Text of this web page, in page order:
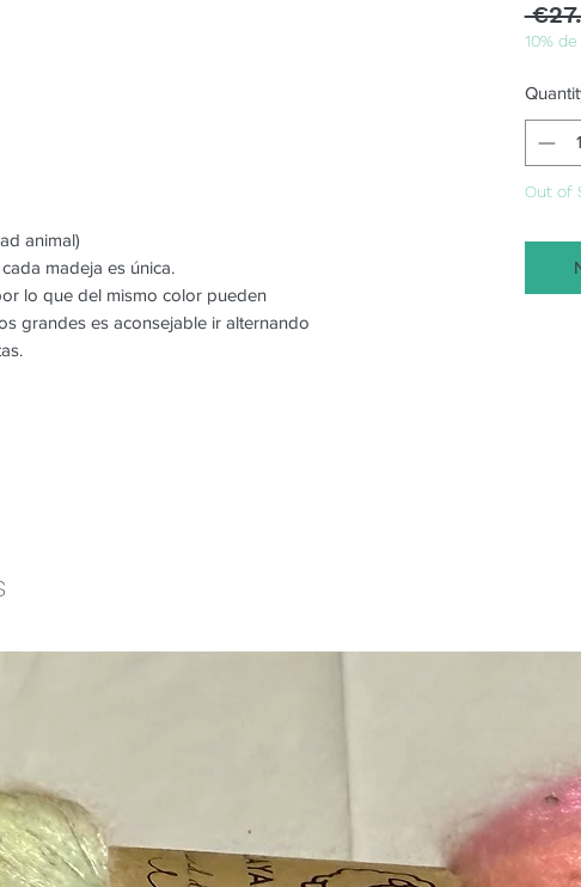
animal)
madeja es única.
lo que del mismo color pueden
grandes es aconsejable ir alternando
10%
Out of